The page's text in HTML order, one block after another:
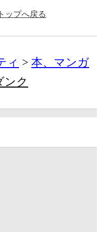
ップへ戻る
ィ
本、マンガ
ンク